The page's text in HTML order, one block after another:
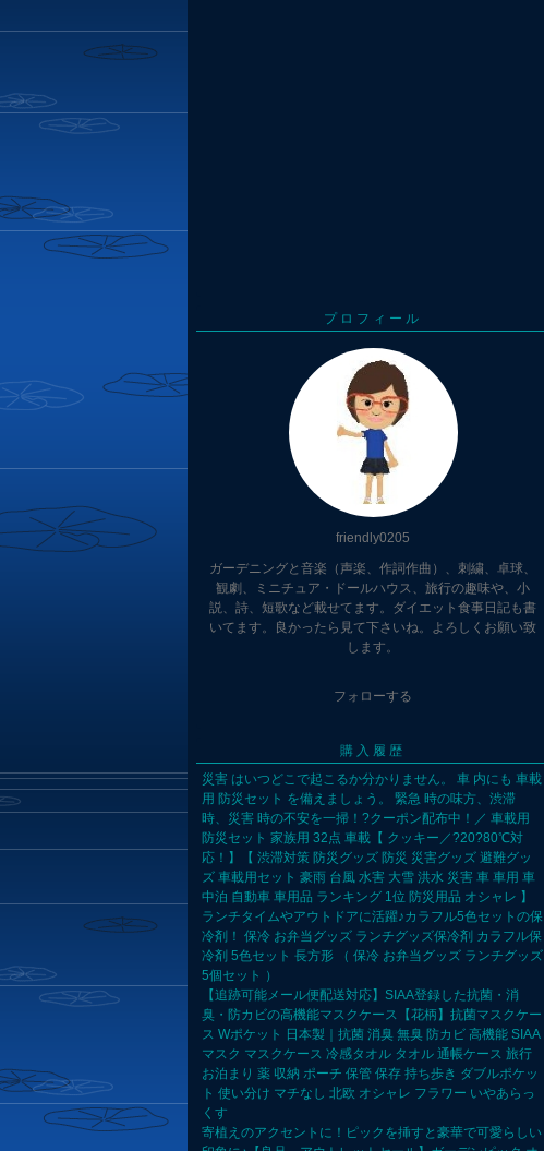
プロフィール
friendly0205
ガーデニングと音楽（声楽、作詞作曲）、刺繍、卓球、
観劇、ミニチュア・ドールハウス、旅行の趣味や、小
説、詩、短歌など載せてます。ダイエット食事日記も書
いてます。良かったら見て下さいね。よろしくお願い致
します。
フォローする
購入履歴
災害 はいつどこで起こるか分かりません。 車 内にも 車載
用 防災セット を備えましょう。 緊急 時の味方、渋滞
時、災害 時の不安を一掃！?クーポン配布中！／ 車載用
防災セット 家族用 32点 車載【 クッキー／?20?80℃対
応！】【 渋滞対策 防災グッズ 防災 災害グッズ 避難グッ
ズ 車載用セット 豪雨 台風 水害 大雪 洪水 災害 車 車用 車
中泊 自動車 車用品 ランキング 1位 防災用品 オシャレ 】
ランチタイムやアウトドアに活躍♪カラフル5色セットの保
冷剤！ 保冷 お弁当グッズ ランチグッズ保冷剤 カラフル保
冷剤 5色セット 長方形 （ 保冷 お弁当グッズ ランチグッズ
5個セット ）
【追跡可能メール便配送対応】SIAA登録した抗菌・消
臭・防カビの高機能マスクケース【花柄】抗菌マスクケー
ス Wポケット 日本製｜抗菌 消臭 無臭 防カビ 高機能 SIAA
マスク マスクケース 冷感タオル タオル 通帳ケース 旅行
お泊まり 薬 収納 ポーチ 保管 保存 持ち歩き ダブルポケッ
ト 使い分け マチなし 北欧 オシャレ フラワー いやあらっ
くす
寄植えのアクセントに！ピックを挿すと豪華で可愛らしい